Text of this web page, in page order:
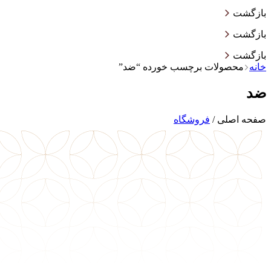
بازگشت
بازگشت
بازگشت
خانه
محصولات برچسب خورده “ضد”
ضد
صفحه اصلی / فروشگاه